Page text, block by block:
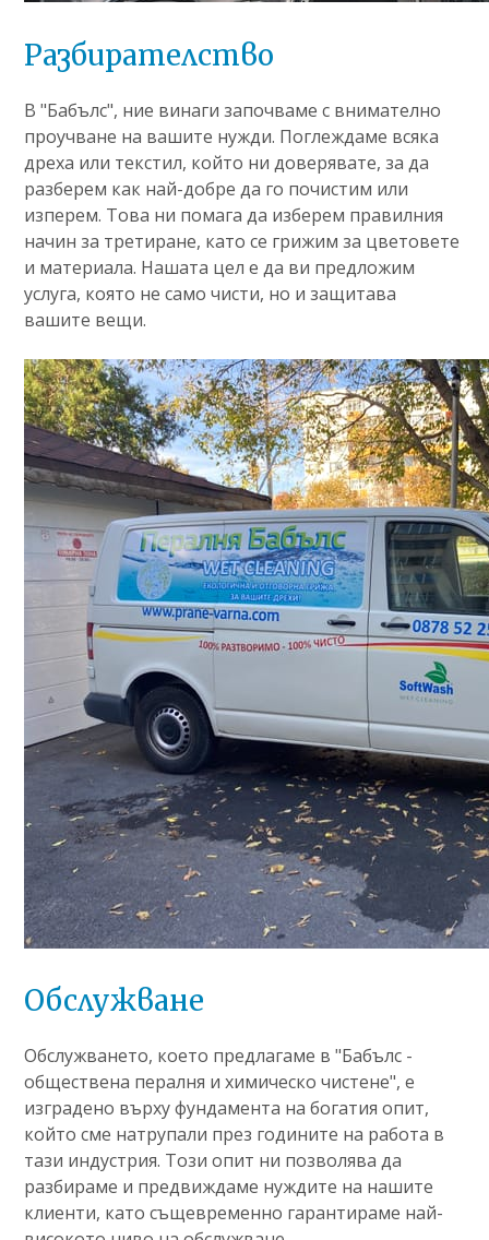
Разбирателство
В "Бабълс", ние винаги започваме с внимателно
проучване на вашите нужди. Поглеждаме всяка
дреха или текстил, който ни доверявате, за да
разберем как най-добре да го почистим или
изперем. Това ни помага да изберем правилния
начин за третиране, като се грижим за цветовете
и материала. Нашата цел е да ви предложим
услуга, която не само чисти, но и защитава
вашите вещи.
Обслужване
Обслужването, което предлагаме в "Бабълс -
обществена пералня и химическо чистене", е
изградено върху фундамента на богатия опит,
който сме натрупали през годините на работа в
тази индустрия. Този опит ни позволява да
разбираме и предвиждаме нуждите на нашите
клиенти, като същевременно гарантираме най-